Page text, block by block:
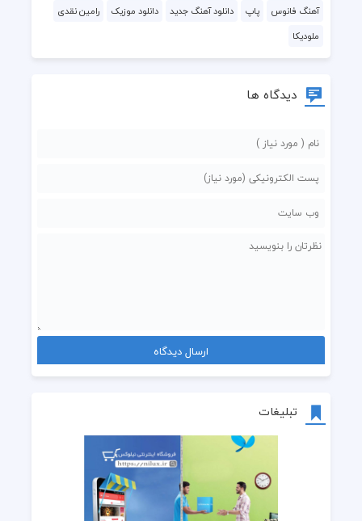
تبلیغات
آهنگ فانوس پاپ دانلود آهنگ جدید دانلود موزیک
رامین نقدی
ملودیکا
دیدگاه ها